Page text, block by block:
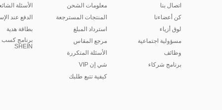
اتصال بنا
كن أعضاءنا
لوق أزياء
مسؤولية اجتماعية
وظائف
برنامج شركاء
معلومات الشحن
المنتجات المسترجعة
استرداد المبلغ
مرجع المقاس
الأسئلة المتكررة
شي إن VIP
كيفية تتبع طلبك
الأسئلة
الدفع عند
بطاقة هدية
برنامج كسب
SHEIN